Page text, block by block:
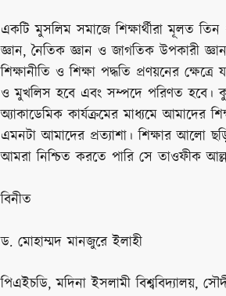
একটি মুসলিম সমাজে শিক্ষার্থীরা মূলত
জ্ঞান, নৈতিক জ্ঞান ও জাগতিক উপকারী
শিক্ষানীতি ও শিক্ষা পদ্ধতি প্রণয়নের
ও মুখলিস হবে এবং সম্পদে পরিণত হবে।
অ্যাকাডেমিক কার্যক্রমের মাধ্যমে আমাদের
এমনটা আমাদের প্রত্যাশা। শিক্ষার আলো
আমরা নিশ্চিত করতে পারি সে তাওফীক
বিনীত
ড. মোহাম্মদ মানজুরে ইলাহী
পিএইচডি, মদিনা ইসলামী বিশ্ববিদ্যালয়,